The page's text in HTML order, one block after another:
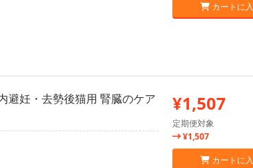
カートに
避妊・去勢後猫用 腎臓のケア
¥1,507
定期便対象
¥1,507
カートに